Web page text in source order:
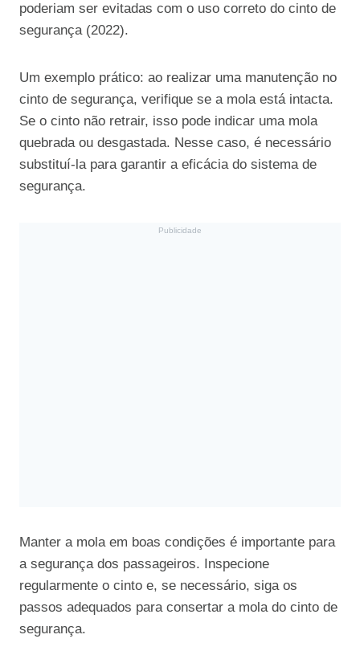
poderiam ser evitadas com o uso correto do cinto de
segurança (2022).
Um exemplo prático: ao realizar uma manutenção no
cinto de segurança, verifique se a mola está intacta.
Se o cinto não retrair, isso pode indicar uma mola
quebrada ou desgastada. Nesse caso, é necessário
substituí-la para garantir a eficácia do sistema de
segurança.
Publicidade
Manter a mola em boas condições é importante para
a segurança dos passageiros. Inspecione
regularmente o cinto e, se necessário, siga os
passos adequados para consertar a mola do cinto de
segurança.